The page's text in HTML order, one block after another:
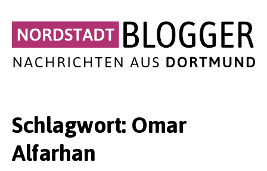
Schlagwort: Omar
Alfarhan